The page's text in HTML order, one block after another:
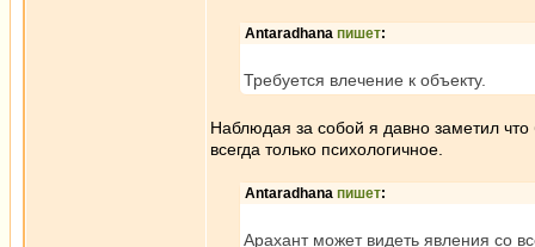
Antaradhana пишет:
Требуется влечение к объекту.
Наблюдая за собой я давно заметил
всегда только психологичное.
Antaradhana пишет:
Арахант может видеть явления со